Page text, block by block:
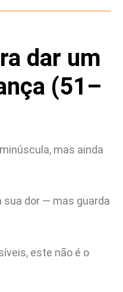
dar um
(51–
mas ainda
sua dor — mas guarda
este não é o